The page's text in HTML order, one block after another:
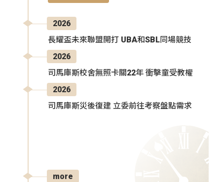
2026
長耀盃未來聯盟開打 UBA和SBL同場競技
2026
司馬庫斯校舍無照卡關22年 衝擊童受教權
2026
司馬庫斯災後復建 立委前往考察盤點需求
more